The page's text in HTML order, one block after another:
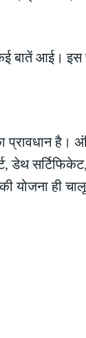
बातें आई। इस
प्रावधान है।
डेथ
योजना ही